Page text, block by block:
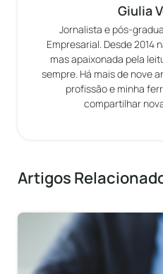
Giulia
Jornalista e pós-
Empresarial. Desde 2014
mas apaixonada pela
sempre. Há mais de nove
profissão e minha
compartilhar
Artigos